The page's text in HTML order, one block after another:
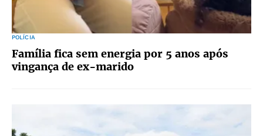
POLÍCIA
Família fica sem energia por 5 anos após
vingança de ex-marido